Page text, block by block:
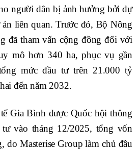
người dân bị ảnh hưởng bởi dự
án liên quan. Trước đó, Bộ Nông
đã tham vấn cộng đồng đối với
mô hơn 340 ha, phục vụ gần
mức đầu tư trên 21.000 tỷ
đến năm 2032.
Gia Bình được Quốc hội thông
vào tháng 12/2025, tổng vốn
do Masterise Group làm chủ đầu